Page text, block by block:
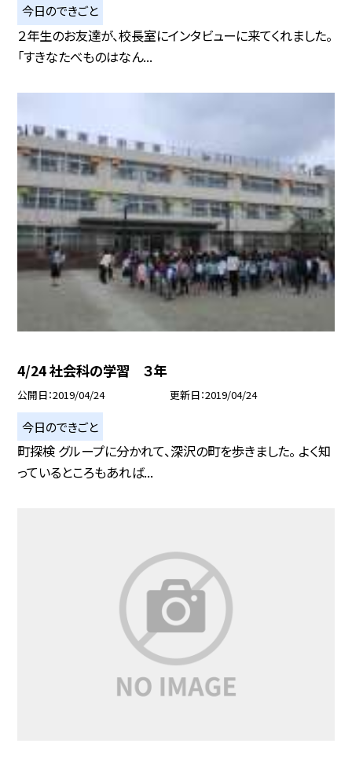
今日のできごと
２年生のお友達が、校長室にインタビューに来てくれました。
「すきなたべものはなん...
4/24 社会科の学習 ３年
公開日 2019/04/24 更新日 2019/04/24
今日のできごと
町探検 グループに分かれて、深沢の町を歩きました。 よく知
っているところもあれば...